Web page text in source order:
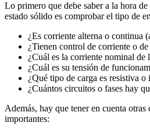
Lo primero que debe saber a la hora de
estado sólido es comprobar el tipo de
¿Es corriente alterna o continua
¿Tienen control de corriente o
¿Cuál es la corriente nominal de
¿Cuál es su tensión de
¿Qué tipo de carga es resistiva o
¿Cuántos circuitos o fases hay
Además, hay que tener en cuenta otras
importantes: